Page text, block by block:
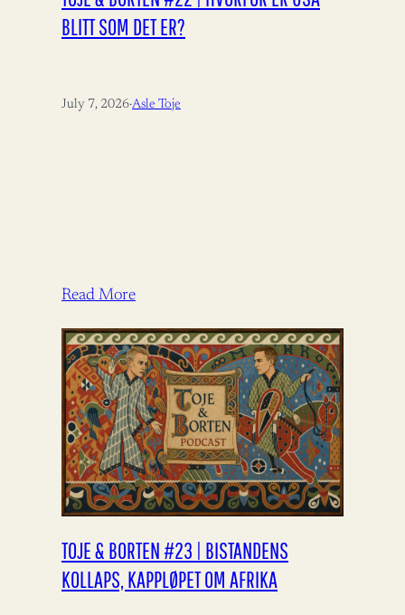
BLITT SOM DET ER?
July 7, 2026·Asle Toje
Read More
TOJE & BORTEN #23 | BISTANDENS
KOLLAPS, KAPPLØPET OM AFRIKA